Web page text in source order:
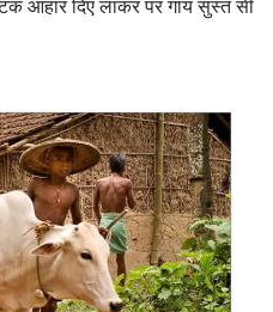
आहार दिए लाकर पर गाय सुस्त सी